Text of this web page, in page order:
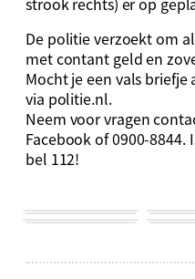
De politie verzoekt om
met contant geld en
Mocht je een vals
via politie.nl.
Neem voor vragen
Facebook of 0900-8844.
bel 112!